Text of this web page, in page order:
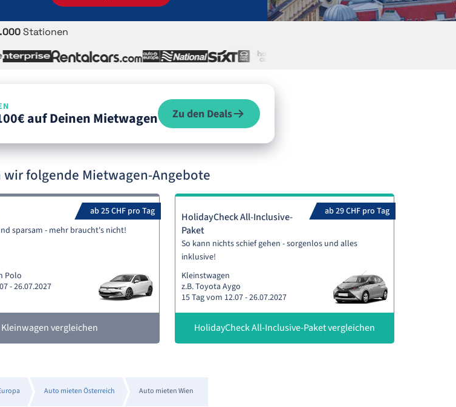
Stationen
auf Deinen Mietwagen Zu den Deals
wir folgende Mietwagen-Angebote
ab 25 CHF pro Tag
sparsam - mehr braucht's nicht!
Polo
- 26.07.2027
Kleinwagen vergleichen
ab 29 CHF pro Tag
HolidayCheck All-Inclusive-
Paket
So kann nichts schief gehen - sorgenlos und alles
inklusive!
Kleinstwagen
z.B. Toyota Aygo
15 Tag vom 12.07 - 26.07.2027
HolidayCheck All-Inclusive-Paket vergleichen
Auto mieten Österreich Auto mieten Wien